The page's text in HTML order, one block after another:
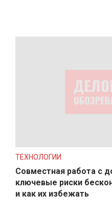
ТЕХНОЛОГИИ
Совместная работа с
ключевые риски
и как их избежать